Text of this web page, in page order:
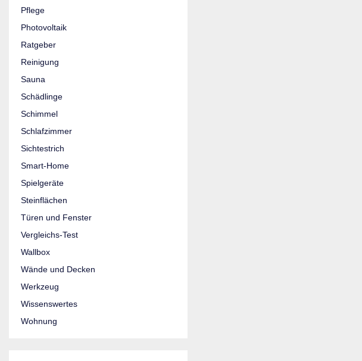
Pflege
Photovoltaik
Ratgeber
Reinigung
Sauna
Schädlinge
Schimmel
Schlafzimmer
Sichtestrich
Smart-Home
Spielgeräte
Steinflächen
Türen und Fenster
Vergleichs-Test
Wallbox
Wände und Decken
Werkzeug
Wissenswertes
Wohnung